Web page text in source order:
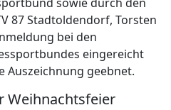
87 Stadtoldendorf, Torsten
bei den
eingereicht
Auszeichnung geebnet.
Weihnachtsfeier